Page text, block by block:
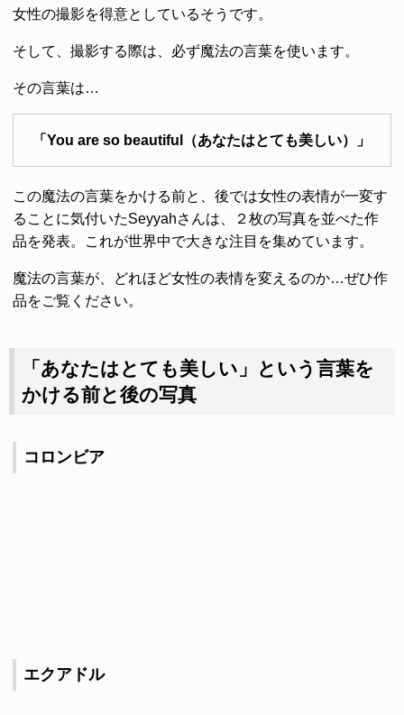
女性の撮影を得意としているそうです。
そして、撮影する際は、必ず魔法の言葉を使います。
その言葉は…
「You are so beautiful（あなたはとても美しい）」
この魔法の言葉をかける前と、後では女性の表情が一変す
ることに気付いたSeyyahさんは、２枚の写真を並べた作
品を発表。これが世界中で大きな注目を集めています。
魔法の言葉が、どれほど女性の表情を変えるのか…ぜひ作
品をご覧ください。
「あなたはとても美しい」という言葉を
かける前と後の写真
コロンビア
エクアドル